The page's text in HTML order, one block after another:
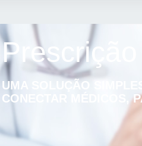
UMA SOLUÇÃO
CONECTAR MÉDICOS,